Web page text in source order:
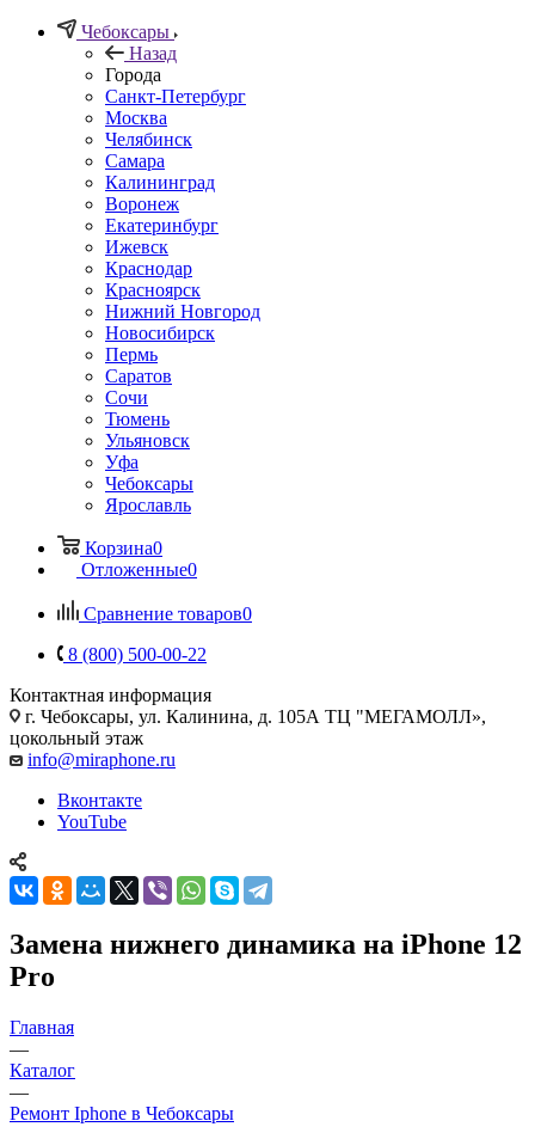
Чебоксары
Назад
Города
Санкт-Петербург
Москва
Челябинск
Самара
Калининград
Воронеж
Екатеринбург
Ижевск
Краснодар
Красноярск
Нижний Новгород
Новосибирск
Пермь
Саратов
Сочи
Тюмень
Ульяновск
Уфа
Чебоксары
Ярославль
Корзина0
Отложенные0
Сравнение товаров0
8 (800) 500-00-22
Контактная информация
г. Чебоксары, ул. Калинина, д. 105А ТЦ "МЕГАМОЛЛ»,
цокольный этаж
info@miraphone.ru
Вконтакте
YouTube
Замена нижнего динамика на iPhone 12
Pro
Главная
—
Каталог
—
Ремонт Iphone в Чебоксары